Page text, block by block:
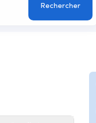
Rechercher